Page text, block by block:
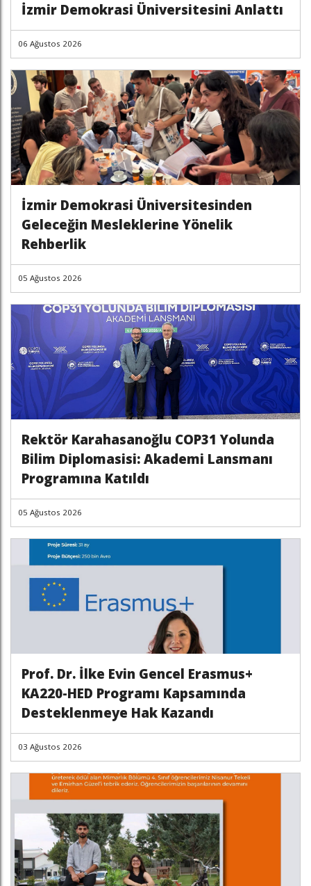
İzmir Demokrasi Üniversitesini Anlattı
06 Ağustos 2026
İzmir Demokrasi Üniversitesinden
Geleceğin Mesleklerine Yönelik
Rehberlik
05 Ağustos 2026
Rektör Karahasanoğlu COP31 Yolunda
Bilim Diplomasisi: Akademi Lansmanı
Programına Katıldı
05 Ağustos 2026
Prof. Dr. İlke Evin Gencel Erasmus+
KA220-HED Programı Kapsamında
Desteklenmeye Hak Kazandı
03 Ağustos 2026